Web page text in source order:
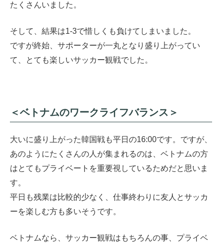
たくさんいました。
そして、結果は1-3で惜しくも負けてしまいました。
ですが終始、サポーターが一丸となり盛り上がってい
て、とても楽しいサッカー観戦でした。
＜ベトナムのワークライフバランス＞
大いに盛り上がった韓国戦も平日の16:00です。ですが、
あのようにたくさんの人が集まれるのは、ベトナムの方
はとてもプライベートを重要視しているためだと思いま
す。
平日も残業は比較的少なく、仕事終わりに友人とサッカ
ーを楽しむ方も多いそうです。
ベトナムなら、サッカー観戦はもちろんの事、プライベ